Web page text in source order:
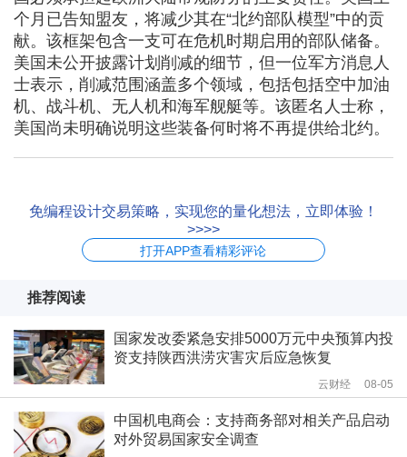
个月已告知盟友，将减少其在“北约部队模型”中的贡
献。该框架包含一支可在危机时期启用的部队储备。
美国未公开披露计划削减的细节，但一位军方消息人
士表示，削减范围涵盖多个领域，包括包括空中加油
机、战斗机、无人机和海军舰艇等。该匿名人士称，
美国尚未明确说明这些装备何时将不再提供给北约。
免编程设计交易策略，实现您的量化想法，立即体验！
>>>>
打开APP查看精彩评论
推荐阅读
国家发改委紧急安排5000万元中央预算内投
资支持陕西洪涝灾害灾后应急恢复
云财经 08-05
中国机电商会：支持商务部对相关产品启动
对外贸易国家安全调查